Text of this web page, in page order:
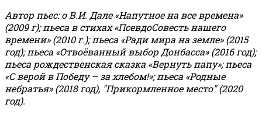
Автор пьес: о В.И. Дале «Напутное на все времена»
(2009 г); пьеса в стихах «ПсевдоСовесть нашего
времени» (2010 г.); пьеса «Ради мира на земле» (2015
год); пьеса «Отвоёванный выбор Донбасса» (2016 год);
пьеса рождественская сказка «Вернуть папу»; пьеса
«С верой в Победу – за хлебом!»;пьеса «Родные
небратья» (2018 год), "Прикормленное место" (2020
год).